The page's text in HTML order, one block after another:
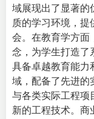
域展现出了显著的
质的学习环境，提
会。在教育学方面
念，为学生打造了
具备卓越教育能力
域，配备了先进的
与各类实际工程项
新的工程技术。商